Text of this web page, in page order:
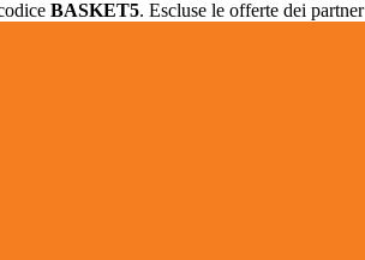
BASKET5. Escluse le offerte dei partner